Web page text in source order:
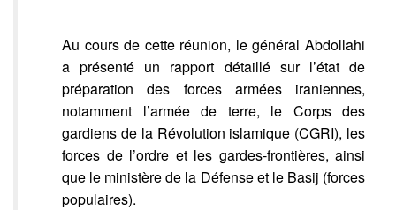
Au cours de cette réunion, le général Abdollahi
a présenté un rapport détaillé sur l’état de
préparation des forces armées iraniennes,
notamment l’armée de terre, le Corps des
gardiens de la Révolution islamique (CGRI), les
forces de l’ordre et les gardes-frontières, ainsi
que le ministère de la Défense et le Basij (forces
populaires).